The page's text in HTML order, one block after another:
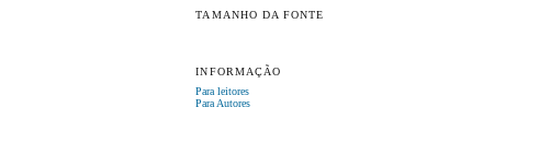
TAMANHO DA FONTE
INFORMAÇÃO
Para leitores
Para Autores